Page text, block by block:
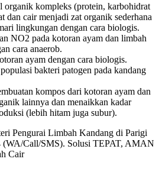
organik kompleks (protein, karbohidrat
dan cair menjadi zat organik sederhana
lingkungan dengan cara biologis.
NO2 pada kotoran ayam dan limbah
cara anaerob.
ayam dengan cara biologis.
bakteri patogen pada kandang
kompos dari kotoran ayam dan
lainnya dan menaikkan kadar
(lebih hitam juga subur).